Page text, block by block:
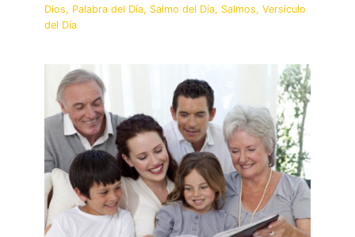
Dios, Palabra del Día, Salmo del Día, Salmos,Versículo
del Día